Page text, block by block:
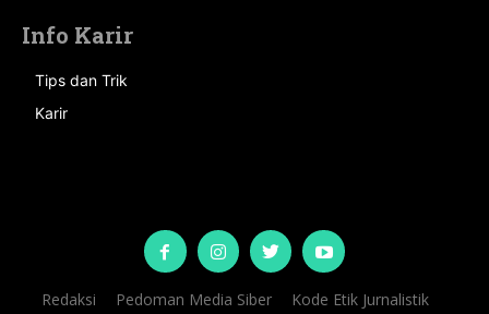
Info Karir
Tips dan Trik
Karir
Redaksi Pedoman Media Siber
Kode Etik Jurnalistik